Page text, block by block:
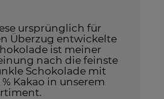
ursprünglich für
Überzug entwickelte
ist meiner
nach die feinste
Schokolade mit
% Kakao in unserem